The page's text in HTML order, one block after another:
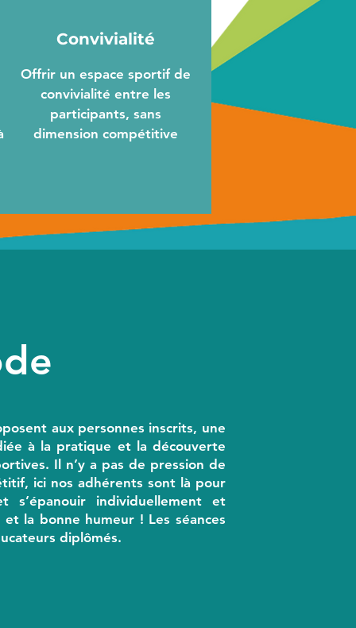
Convivialité
Offrir un espace sportif de
convivialité entre les
participants, sans
dimension compétitive
aux personnes inscrits, une
à la pratique et la découverte
Il n’y a pas de pression de
ici nos adhérents sont là pour
s’épanouir individuellement et
la bonne humeur ! Les séances
diplômés.